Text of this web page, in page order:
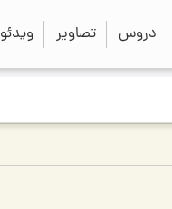
دروس تصاویر ویدئو close